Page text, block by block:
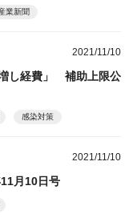
業新聞
2021/11/10
し経費」 補助上限公
感染対策
2021/11/10
月10日号